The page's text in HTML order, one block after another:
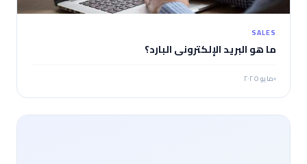
SALES
ما هو البريد الإلكتروني البارد؟
مايو ٢٠٢٥